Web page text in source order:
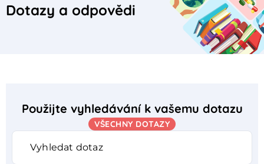
Dotazy a odpovědi
Použijte vyhledávání k vašemu dotazu
VŠECHNY DOTAZY